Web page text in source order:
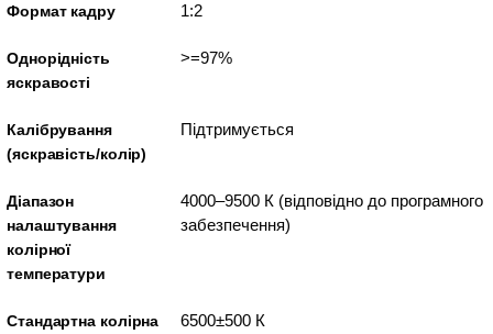
Формат кадру 1:2
Однорідність
яскравості
>=97%
Калібрування
(яскравість/колір)
Підтримується
Діапазон
налаштування
колірної
температури
4000–9500 К (відповідно до програмного
забезпечення)
Стандартна колірна
6500±500 К